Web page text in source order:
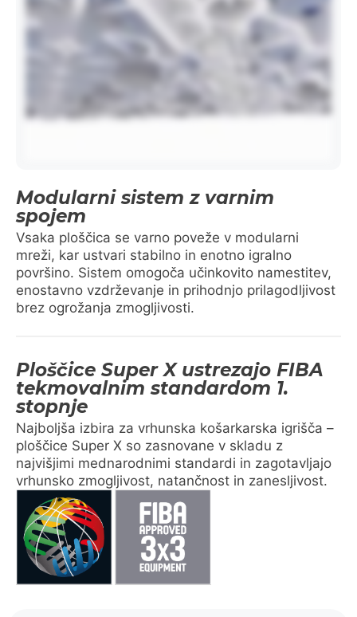
Modularni sistem z varnim
spojem
Vsaka ploščica se varno poveže v modularni
mreži, kar ustvari stabilno in enotno igralno
površino. Sistem omogoča učinkovito namestitev,
enostavno vzdrževanje in prihodnjo prilagodljivost
brez ogrožanja zmogljivosti.
Ploščice Super X ustrezajo FIBA
tekmovalnim standardom 1.
stopnje
Najboljša izbira za vrhunska košarkarska igrišča –
ploščice Super X so zasnovane v skladu z
najvišjimi mednarodnimi standardi in zagotavljajo
vrhunsko zmogljivost, natančnost in zanesljivost.